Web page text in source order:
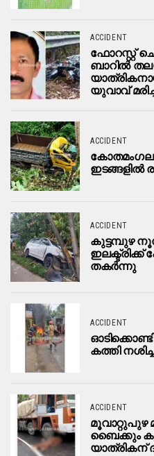
ACCIDENT
ഫോറസ്റ്റ്
ബാറില്‍
യുവാവ്
ACCIDENT
ഇടങ്ങളിൽ
ACCIDENT
കുട്ടമ്പുഴ
ഇലക്ട്രിക്ക്
തകർന്നു
ACCIDENT
കത്തി
ACCIDENT
മൂവാറ്റുപുഴ
ബൈക്കും
യാത്രികന്